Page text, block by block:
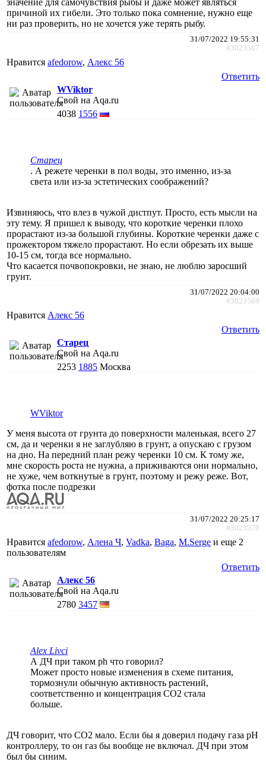
причиной их гибели. Это только пока сомнение, нужно еще
ни раз проверить, но не хочется уже терять рыбу.
31/07/2022 19:55:31
#3023567
Нравится afedorow, Алекс 56
Ответить
WViktor
Свой на Aqa.ru
4038 1556
Старец
. А режете черенки в пол воды, это именно, из-за
света или из-за эстетических соображений?
Извиняюсь, что влез в чужой дистпут. Просто, есть мысли на
эту тему. Я пришел к выводу, что короткие черенки плохо
прорастают из-за большой глубины. Короткие черенки даже с
прожектором тяжело прорастают. Но если обрезать их выше
10-15 см, тогда все нормально.
Что касается почвопокровки, не знаю, не люблю заросший
грунт.
31/07/2022 20:04:00
#3023569
Нравится Алекс 56
Ответить
Старец
Свой на Aqa.ru
2253 1885 Москва
WViktor
У меня высота от грунта до поверхности маленькая, всего 27
см, да и черенки я не заглубляю в грунт, а опускаю с грузом
на дно. На передний план режу черенки 10 см. К тому же,
мне скорость роста не нужна, а приживаются они нормально,
не хуже, чем воткнутые в грунт, поэтому и режу реже. Вот,
фотка после подрезки
31/07/2022 20:25:17
#3023579
Нравится afedorow, Алена Ч, Vadka, Baga, M.Serge и еще 2
пользователям
Ответить
Алекс 56
Свой на Aqa.ru
2780 3457
Alex Livci
А ДЧ при таком ph что говорил?
Может просто новые изменения в схеме питания,
тормознули обычную активность растений,
соответственно и концентрация СО2 стала
больше.
ДЧ говорит, что СО2 мало. Если бы я доверил подачу газа рН
контроллеру, то он газ бы вообще не включал. ДЧ при этом
был бы синим.